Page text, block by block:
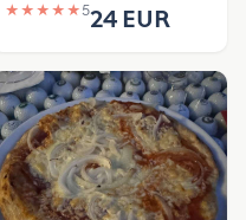
★ ★ ★ ★ ★524 EUR